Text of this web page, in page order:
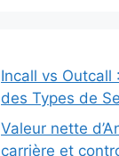
Incall vs Outcall
des Types de
Valeur nette
carrière et